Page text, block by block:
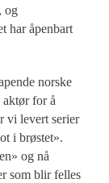
og
har åpenbart
norske
aktør for å
vi levert serier
i brøstet».
og nå
som blir felles